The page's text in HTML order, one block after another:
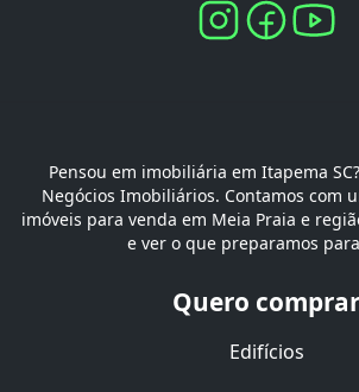
Pensou em imobiliária em Itapema
Negócios Imobiliários. Contamos com
imóveis para venda em Meia Praia e
e ver o que preparamos
Quero comprar
Edifícios